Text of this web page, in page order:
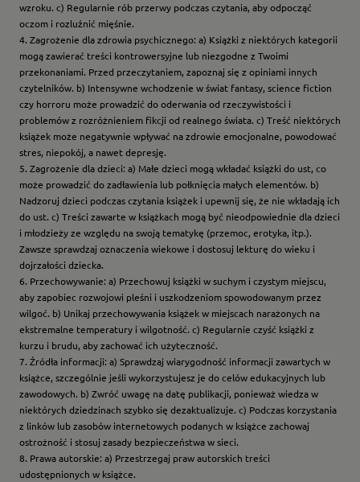
wzroku. c) Regularnie rób przerwy podczas czytania, aby odpocząć
oczom i rozluźnić mięśnie.
4. Zagrożenie dla zdrowia psychicznego: a) Książki z niektórych kategorii
mogą zawierać treści kontrowersyjne lub niezgodne z Twoimi
przekonaniami. Przed przeczytaniem, zapoznaj się z opiniami innych
czytelników. b) Intensywne wchodzenie w świat fantasy, science fiction
czy horroru może prowadzić do oderwania od rzeczywistości i
problemów z rozróżnieniem fikcji od realnego świata. c) Treść niektórych
książek może negatywnie wpływać na zdrowie emocjonalne, powodować
stres, niepokój, a nawet depresję.
5. Zagrożenie dla dzieci: a) Małe dzieci mogą wkładać książki do ust, co
może prowadzić do zadławienia lub połknięcia małych elementów. b)
Nadzoruj dzieci podczas czytania książek i upewnij się, że nie wkładają ich
do ust. c) Treści zawarte w książkach mogą być nieodpowiednie dla dzieci
i młodzieży ze względu na swoją tematykę (przemoc, erotyka, itp.).
Zawsze sprawdzaj oznaczenia wiekowe i dostosuj lekturę do wieku i
dojrzałości dziecka.
6. Przechowywanie: a) Przechowuj książki w suchym i czystym miejscu,
aby zapobiec rozwojowi pleśni i uszkodzeniom spowodowanym przez
wilgoć. b) Unikaj przechowywania książek w miejscach narażonych na
ekstremalne temperatury i wilgotność. c) Regularnie czyść książki z
kurzu i brudu, aby zachować ich użyteczność.
7. Źródła informacji: a) Sprawdzaj wiarygodność informacji zawartych w
książce, szczególnie jeśli wykorzystujesz je do celów edukacyjnych lub
zawodowych. b) Zwróć uwagę na datę publikacji, ponieważ wiedza w
niektórych dziedzinach szybko się dezaktualizuje. c) Podczas korzystania
z linków lub zasobów internetowych podanych w książce zachowaj
ostrożność i stosuj zasady bezpieczeństwa w sieci.
8. Prawa autorskie: a) Przestrzegaj praw autorskich treści
udostępnionych w książce.